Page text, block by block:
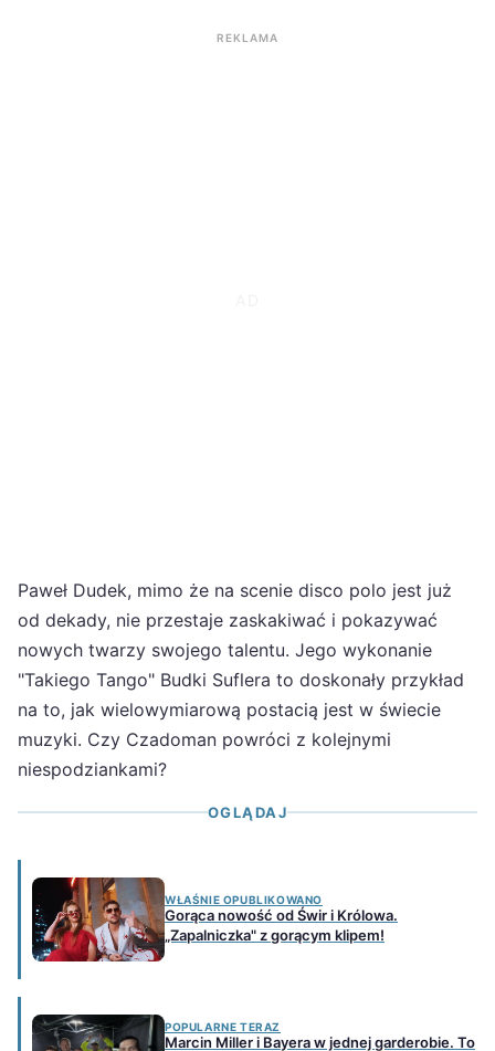
REKLAMA
Paweł Dudek, mimo że na scenie disco polo jest już
od dekady, nie przestaje zaskakiwać i pokazywać
nowych twarzy swojego talentu. Jego wykonanie
"Takiego Tango" Budki Suflera to doskonały przykład
na to, jak wielowymiarową postacią jest w świecie
muzyki. Czy Czadoman powróci z kolejnymi
niespodziankami?
OGLĄDAJ
WŁAŚNIE OPUBLIKOWANO
Gorąca nowość od Świr i Królowa.
„Zapalniczka" z gorącym klipem!
POPULARNE TERAZ
Marcin Miller i Bayera w jednej garderobie. To